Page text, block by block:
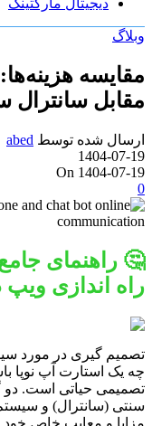
دیجیتال مارکتینگ
وبلاگ
مقایسه
مقابل سانترال
ارسال شده توسط abed
1404-07-19
On 1404-07-19
0
🤔 راهنمای
راه اندازی
تصمیم گیری در مورد
چه یک استارت آپ نوپا
تصمیمی حیاتی است. دو
مزایا و معایب خاص خود